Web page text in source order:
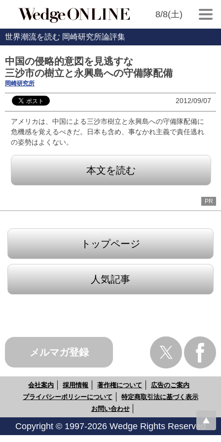
8/8(土)
世界潮流を読む 岡崎研究所論評集
中国の侵略的意図を見逃すな
三沙市の樹立と永興島への守備隊配備
岡崎研究所
2012/09/07
アメリカは、中国による三沙市樹立と永興島への守備隊配備に
危機感を覚えるべきだ。日本も含め、事なかれ主義で責任逃れ
の姿勢はよくない。
本文を読む
PR
トップページ
人気記事
メルマガ登録
会社案内 採用情報 著作権について
広告のご案内
プライバシーポリシーについて
特定商取引法に基づく表示
お問い合わせ
Copyright © 1997-2026 Wedge Rights Reserved